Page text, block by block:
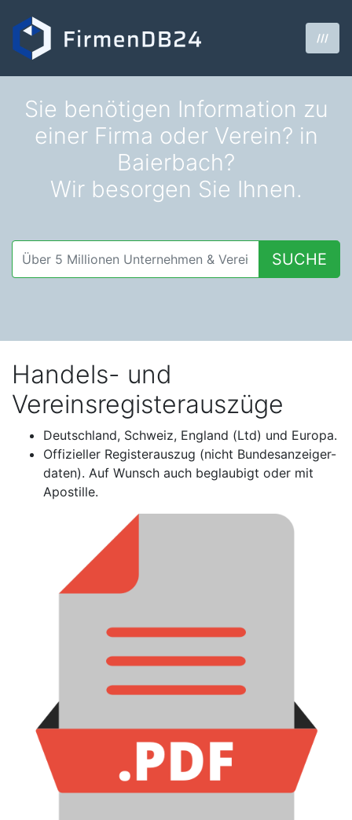
///
Sie benötigen Information zu
einer Firma oder Verein? in
Baierbach?
Wir besorgen Sie Ihnen.
SUCHE
Handels- und
Vereinsregisterauszüge
Deutschland, Schweiz, England (Ltd) und Europa.
Offizieller Registerauszug (nicht Bundesanzeiger-
daten). Auf Wunsch auch beglaubigt oder mit
Apostille.